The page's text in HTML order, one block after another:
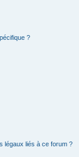
?
légaux liés à ce forum ?